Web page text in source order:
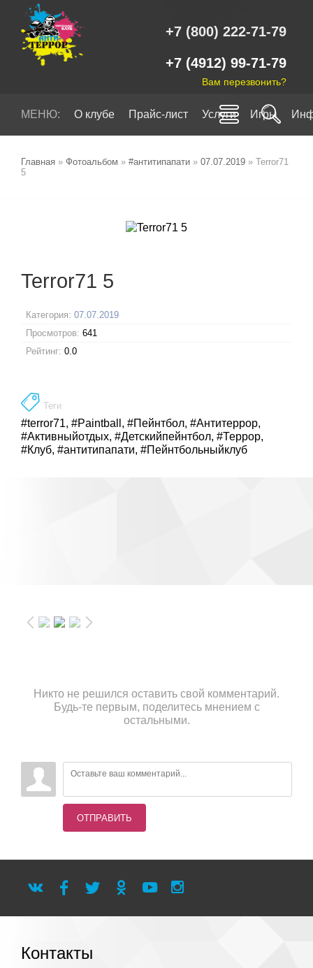
+7 (800) 222-71-79
+7 (4912) 99-71-79
Вам перезвонить?
МЕНЮ: О клубе Прайс-лист Услуги Игры
Главная » Фотоальбом » #антитипапати » 07.07.2019 » Terror71
5
Terror71 5
Категория: 07.07.2019
Просмотров: 641
Рейтинг: 0.0
Теги
#terror71, #Paintball , #Пейнтбол, #Антитеррор,
#Активныйотдых, #Детскийпейнтбол, #Террор,
#Клуб, #антитипапати, #Пейнтбольныйклуб
Никто не решился оставить свой комментарий.
Будь-те первым, поделитесь мнением с
остальными.
ОТПРАВИТЬ
Контакты